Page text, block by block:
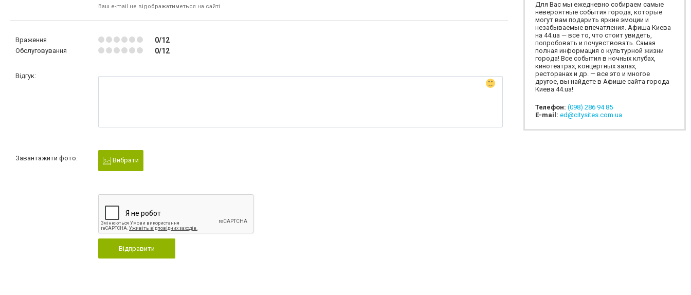
Ваш e-mail не відображатиметься на сайті
Враження 0/12
Обслуговування 0/12
Відгук:
Завантажити фото: Вибрати
Відправити
Для Вас мы ежедневно собираем самые
невероятные события города, которые
могут вам подарить яркие эмоции и
незабываемые впечатления. Афиша Киева
на 44.ua — все то, что стоит увидеть,
попробовать и почувствовать. Самая
полная информация о культурной жизни
города! Все события в ночных клубах,
кинотеатрах, концертных залах,
ресторанах и др. — все это и многое
другое, вы найдете в Афише сайта города
Киева 44.ua!
Телефон: (098) 286 94 85
E-mail: ed@citysites.com.ua